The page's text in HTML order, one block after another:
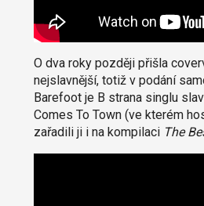
O dva roky později přišla
nejslavnější, totiž v podání
Barefoot je B strana singlu
Comes To Town (ve kterém
zařadili ji i na kompilaci The